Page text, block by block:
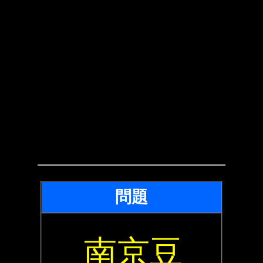
問題
南京豆